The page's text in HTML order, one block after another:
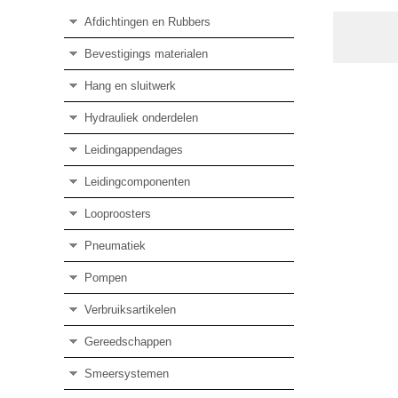
Afdichtingen en Rubbers
Bevestigings materialen
Hang en sluitwerk
Hydrauliek onderdelen
Leidingappendages
Leidingcomponenten
Looproosters
Pneumatiek
Pompen
Verbruiksartikelen
Gereedschappen
Smeersystemen